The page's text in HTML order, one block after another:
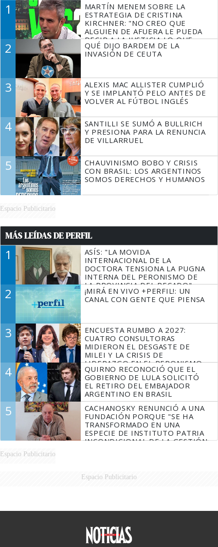
1
MARTÍN MENEM SOBRE LA
ESTRATEGIA DE CRISTINA
KIRCHNER: "NO CREO QUE
ALGUIEN DE AFUERA LE PUEDA
DECIR A LA JUSTICIA LO QUE
TIENE QUE HACER"
2
QUÉ DIJO BARDEM DE LA
INVASIÓN DE CEUTA
3
ALEXIS MAC ALLISTER CUMPLIÓ
Y SE IMPLANTÓ PELO ANTES DE
VOLVER AL FÚTBOL INGLÉS
4
SANTILLI SE SUMÓ A BULLRICH
Y PRESIONA PARA LA RENUNCIA
DE VILLARRUEL
5
CHAUVINISMO BOBO Y CRISIS
CON BRASIL: LOS ARGENTINOS
SOMOS DERECHOS Y HUMANOS
Espacio Publicitario
MÁS LEÍDAS DE PERFIL
1
ASÍS: "LA MOVIDA
INTERNACIONAL DE LA
DOCTORA TENSIONA LA PUGNA
INTERNA DEL PERONISMO DE
LA PROVINCIA DEL PECADO"
2
¡MIRÁ EN VIVO +PERFIL!: UN
CANAL CON GENTE QUE PIENSA
3
ENCUESTA RUMBO A 2027:
CUATRO CONSULTORAS
MIDIERON EL DESGASTE DE
MILEI Y LA CRISIS DE
LIDERAZGO EN EL PERONISMO
4
QUIRNO RECONOCIÓ QUE EL
GOBIERNO DE LULA SOLICITÓ
EL RETIRO DEL EMBAJADOR
ARGENTINO EN BRASIL
5
CACHANOSKY RENUNCIÓ A UNA
FUNDACIÓN PORQUE "SE HA
TRANSFORMADO EN UNA
ESPECIE DE INSTITUTO PATRIA
INCONDICIONAL DE LA GESTIÓN
Espacio Publicitario
Espacio Publicitario